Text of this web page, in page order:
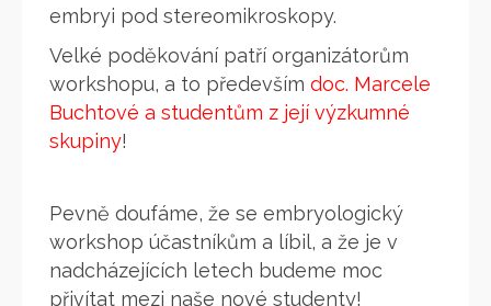
embryi pod stereomikroskopy.
Velké poděkování patří organizátorům
workshopu, a to především doc. Marcele
Buchtové a studentům z její výzkumné
skupiny!
Pevně doufáme, že se embryologický
workshop účastníkům a líbil, a že je v
nadcházejících letech budeme moc
přivítat mezi naše nové studenty!